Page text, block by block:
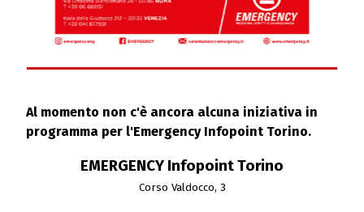
Al momento non c'è ancora alcuna iniziativa in
programma per l'Emergency Infopoint Torino.
EMERGENCY Infopoint Torino
Corso Valdocco, 3